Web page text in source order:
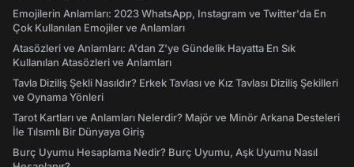
Emojilerin Anlamları: 2023 WhatsApp, Instagram ve Twitter'da En
Çok Kullanılan Emojiler ve Anlamları
Atasözleri ve Anlamları: A'dan Z'ye Gündelik Hayatta En Sık
Kullanılan Atasözleri ve Anlamları
Tavla Diziliş Şekli Nasıldır? Erkek Tavlası ve Kız Tavlası Diziliş Şekilleri
ve Oynama Yönleri
Tarot Kartları ve Anlamları Nelerdir? Majör ve Minör Arkana Desteleri
İle Tılsımlı Bir Dünyaya Giriş
Burç Uyumu Hesaplama Nedir? Burç Uyumu, Aşk Uyumu Nasıl